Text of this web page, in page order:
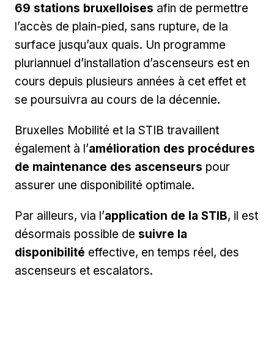
69 stations bruxelloises afin de permettre
l’accès de plain-pied, sans rupture, de la
surface jusqu’aux quais. Un programme
pluriannuel d’installation d’ascenseurs est en
cours depuis plusieurs années à cet effet et
se poursuivra au cours de la décennie.
Bruxelles Mobilité et la STIB travaillent
également à l’amélioration des procédures
de maintenance des ascenseurs pour
assurer une disponibilité optimale.
Par ailleurs, via l’application de la STIB, il est
désormais possible de suivre la
disponibilité effective, en temps réel, des
ascenseurs et escalators.